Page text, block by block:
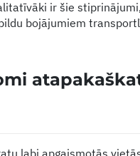
ir šie
bojājumiem
labi apgaismotās